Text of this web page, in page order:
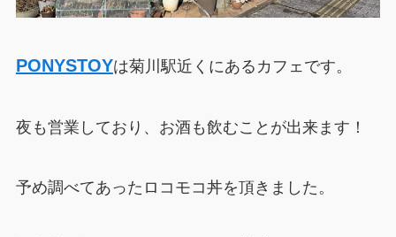
PONYSTOYは菊川駅近くにあるカフェです。
夜も営業しており、お酒も飲むことが出来ます！
予め調べてあったロコモコ丼を頂きました。